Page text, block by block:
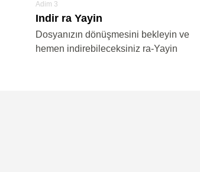
Adim 3
Indir ra Yayin
Dosyanızın dönüşmesini bekleyin ve
hemen indirebileceksiniz ra-Yayin